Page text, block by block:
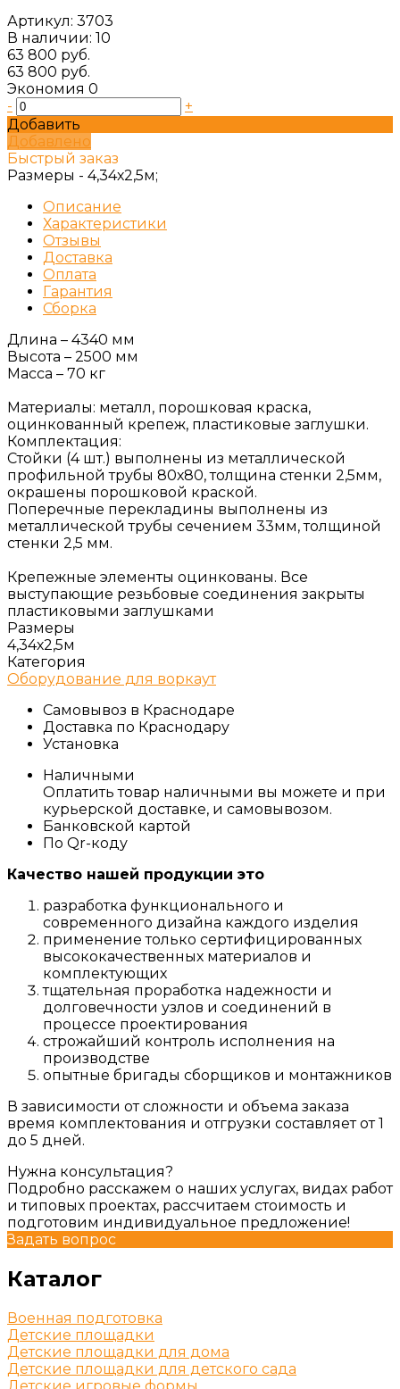
Артикул: 3703
В наличии: 10
63 800 руб.
63 800 руб.
Экономия 0
-
+
Добавить
Добавлено
Быстрый заказ
Размеры - 4,34х2,5м;
Описание
Характеристики
Отзывы
Доставка
Оплата
Гарантия
Сборка
Длина – 4340 мм
Высота – 2500 мм
Масса – 70 кг
Материалы: металл, порошковая краска,
оцинкованный крепеж, пластиковые заглушки.
Комплектация:
Стойки (4 шт.) выполнены из металлической
профильной трубы 80х80, толщина стенки 2,5мм,
окрашены порошковой краской.
Поперечные перекладины выполнены из
металлической трубы сечением 33мм, толщиной
стенки 2,5 мм.
Крепежные элементы оцинкованы. Все
выступающие резьбовые соединения закрыты
пластиковыми заглушками
Размеры
4,34х2,5м
Категория
Оборудование для воркаут
Самовывоз в Краснодаре
Доставка по Краснодару
Установка
Наличными
Оплатить товар наличными вы можете и при
курьерской доставке, и самовывозом.
Банковской картой
По Qr-коду
Качество нашей продукции это
разработка функционального и
современного дизайна каждого изделия
применение только сертифицированных
высококачественных материалов и
комплектующих
тщательная проработка надежности и
долговечности узлов и соединений в
процессе проектирования
строжайший контроль исполнения на
производстве
опытные бригады сборщиков и монтажников
В зависимости от сложности и объема заказа
время комплектования и отгрузки составляет от 1
до 5 дней.
Нужна консультация?
Подробно расскажем о наших услугах, видах работ
и типовых проектах, рассчитаем стоимость и
подготовим индивидуальное предложение!
Задать вопрос
Каталог
Военная подготовка
Детские площадки
Детские площадки для дома
Детские площадки для детского сада